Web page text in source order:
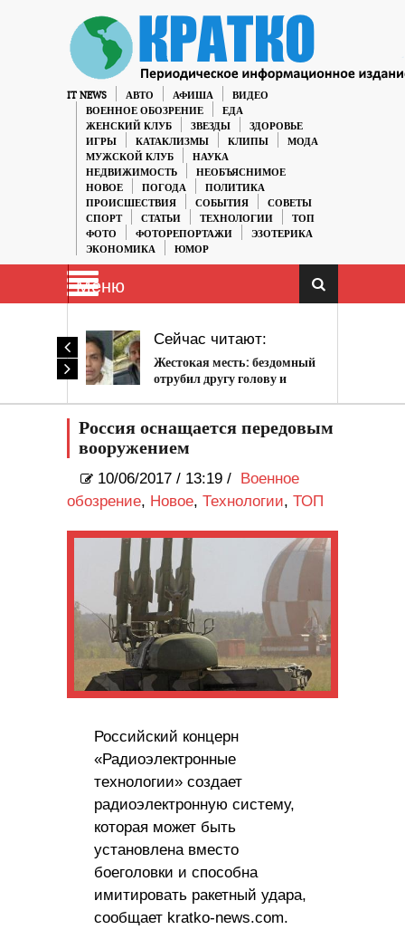
IT NEWS АВТО АФИША
ВИДЕО
ВОЕННОЕ ОБОЗРЕНИЕ
ЕДА
ЖЕНСКИЙ КЛУБ
ЗВЕЗДЫ
ЗДОРОВЬЕ
ИГРЫ
КАТАКЛИЗМЫ КЛИПЫ
МОДА
МУЖСКОЙ КЛУБ
НАУКА
НЕДВИЖИМОСТЬ
НЕОБЪЯСНИМОЕ
НОВОЕ
ПОГОДА
ПОЛИТИКА
ПРОИСШЕСТВИЯ
СОБЫТИЯ
СОВЕТЫ
СПОРТ
СТАТЬИ ТЕХНОЛОГИИ
ТОП
ФОТО
ФОТОРЕПОРТАЖИ
ЭЗОТЕРИКА
ЭКОНОМИКА
ЮМОР
Меню
Сейчас читают:
Жестокая месть: бездомный
отрубил другу голову и
Россия оснащается передовым
вооружением
10/06/2017 / 13:19 / Военное
обозрение, Новое, Технологии, ТОП
Российский концерн
«Радиоэлектронные
технологии» создает
радиоэлектронную систему,
которая может быть
установлена ​​вместо
боеголовки и способна
имитировать ракетный удара,
сообщает kratko-news.com.